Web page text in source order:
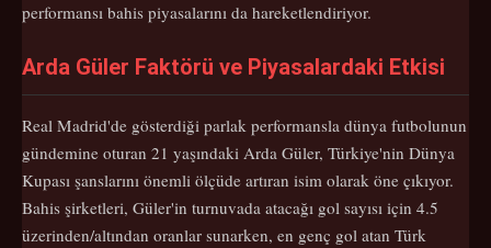
performansı bahis piyasalarını da hareketlendiriyor.
Arda Güler Faktörü ve Piyasalardaki Etkisi
Real Madrid'de gösterdiği parlak performansla dünya futbolunun
gündemine oturan 21 yaşındaki Arda Güler, Türkiye'nin Dünya
Kupası şanslarını önemli ölçüde artıran isim olarak öne çıkıyor.
Bahis şirketleri, Güler'in turnuvada atacağı gol sayısı için 4.5
üzerinden/altından oranlar sunarken, en genç gol atan Türk